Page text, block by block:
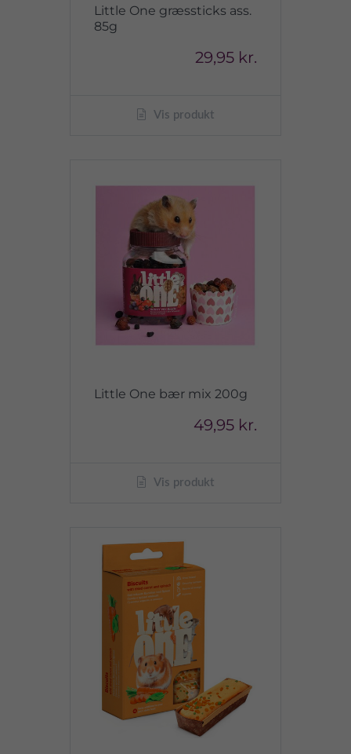
Little One græssticks ass.
85g
29,95 kr.
Vis produkt
Little One bær mix 200g
49,95 kr.
Vis produkt